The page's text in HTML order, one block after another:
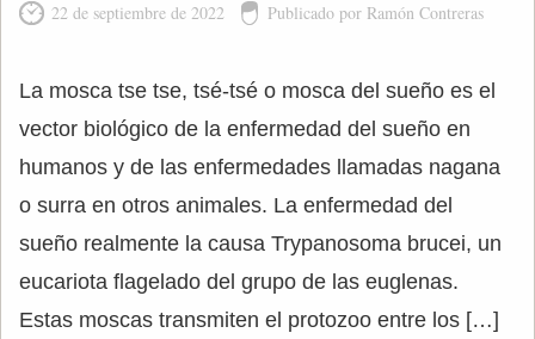
22 de septiembre de 2022 Publicado por Ramón Contreras
La mosca tse tse, tsé-tsé o mosca del sueño es el
vector biológico de la enfermedad del sueño en
humanos y de las enfermedades llamadas nagana
o surra en otros animales. La enfermedad del
sueño realmente la causa Trypanosoma brucei, un
eucariota flagelado del grupo de las euglenas.
Estas moscas transmiten el protozoo entre los […]